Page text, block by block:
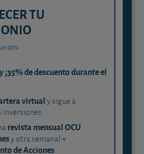
TU
35%
¡35% de descuento durante el
virtualy sigue a
inversiones.
revista mensual OCU
y otra semanal +
de Acciones.